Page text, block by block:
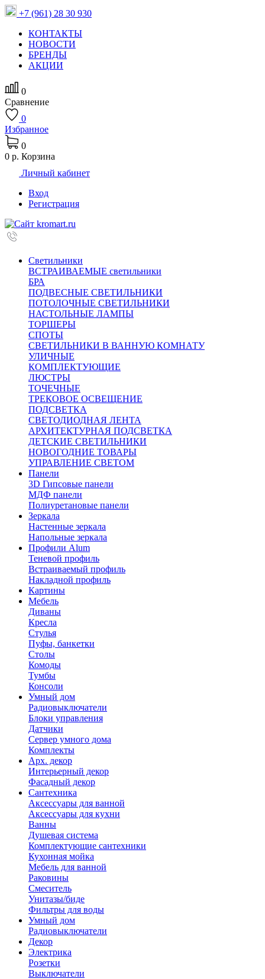
+7 (961) 28 30 930
КОНТАКТЫ
НОВОСТИ
БРЕНДЫ
АКЦИИ
0
Сравнение
0
Избранное
0
0 р. Корзина
Личный кабинет
Вход
Регистрация
Светильники
ВСТРАИВАЕМЫЕ светильники
БРА
ПОДВЕСНЫЕ СВЕТИЛЬНИКИ
ПОТОЛОЧНЫЕ СВЕТИЛЬНИКИ
НАСТОЛЬНЫЕ ЛАМПЫ
ТОРШЕРЫ
СПОТЫ
СВЕТИЛЬНИКИ В ВАННУЮ КОМНАТУ
УЛИЧНЫЕ
КОМПЛЕКТУЮЩИЕ
ЛЮСТРЫ
ТОЧЕЧНЫЕ
ТРЕКОВОЕ ОСВЕЩЕНИЕ
ПОДСВЕТКА
СВЕТОДИОДНАЯ ЛЕНТА
АРХИТЕКТУРНАЯ ПОДСВЕТКА
ДЕТСКИЕ СВЕТИЛЬНИКИ
НОВОГОДНИЕ ТОВАРЫ
УПРАВЛЕНИЕ СВЕТОМ
Панели
3D Гипсовые панели
МДФ панели
Полиуретановые панели
Зеркала
Настенные зеркала
Напольные зеркала
Профили Alum
Теневой профиль
Встраиваемый профиль
Накладной профиль
Картины
Мебель
Диваны
Кресла
Стулья
Пуфы, банкетки
Столы
Комоды
Тумбы
Консоли
Умный дом
Радиовыключатели
Блоки управления
Датчики
Сервер умного дома
Комплекты
Арх. декор
Интерьерный декор
Фасадный декор
Сантехника
Аксессуары для ванной
Аксессуары для кухни
Ванны
Душевая система
Комплектующие сантехники
Кухонная мойка
Мебель для ванной
Раковины
Смеситель
Унитазы/биде
Фильтры для воды
Умный дом
Радиовыключатели
Декор
Электрика
Розетки
Выключатели